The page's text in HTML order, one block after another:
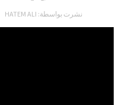
نشرت بواسطة: HATEM ALI